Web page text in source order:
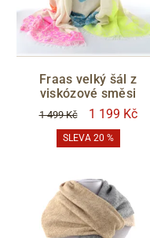
Fraas velký šál z
viskózové směsi
1 499 Kč 1 199 Kč
SLEVA 20 %